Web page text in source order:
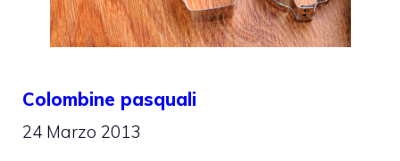
Colombine pasquali
24 Marzo 2013